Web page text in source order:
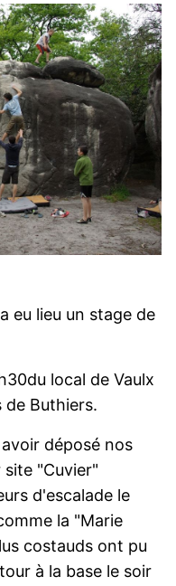
eu lieu un stage de
local de Vaulx
de Buthiers.
déposé nos
"Cuvier"
d'escalade le
la "Marie
costauds ont pu
à la base le soir